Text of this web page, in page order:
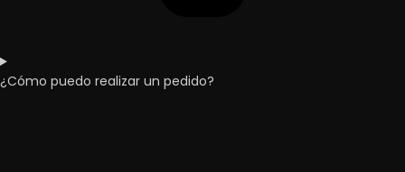
¿Cómo puedo realizar un pedido?